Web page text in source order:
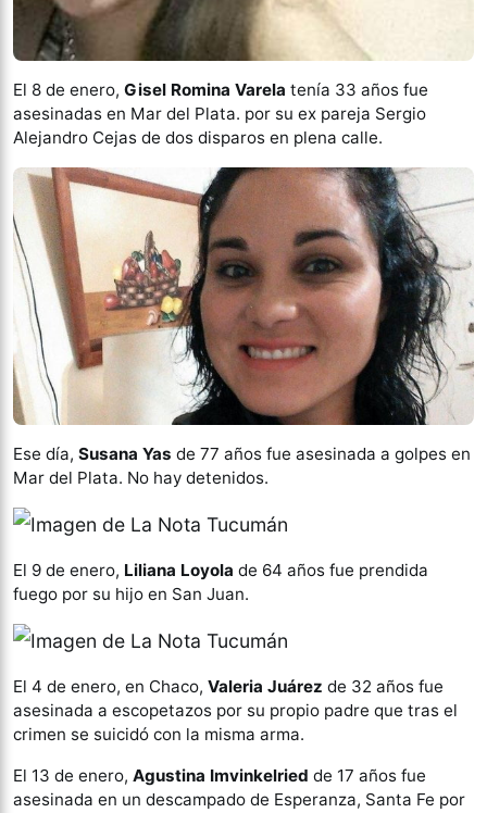
El 8 de enero, Gisel Romina Varela tenía 33 años fue
asesinadas en Mar del Plata. por su ex pareja Sergio
Alejandro Cejas de dos disparos en plena calle.
Ese día, Susana Yas de 77 años fue asesinada a golpes en
Mar del Plata. No hay detenidos.
El 9 de enero, Liliana Loyola de 64 años fue prendida
fuego por su hijo en San Juan.
El 4 de enero, en Chaco, Valeria Juárez de 32 años fue
asesinada a escopetazos por su propio padre que tras el
crimen se suicidó con la misma arma.
El 13 de enero, Agustina Imvinkelried de 17 años fue
asesinada en un descampado de Esperanza, Santa Fe por